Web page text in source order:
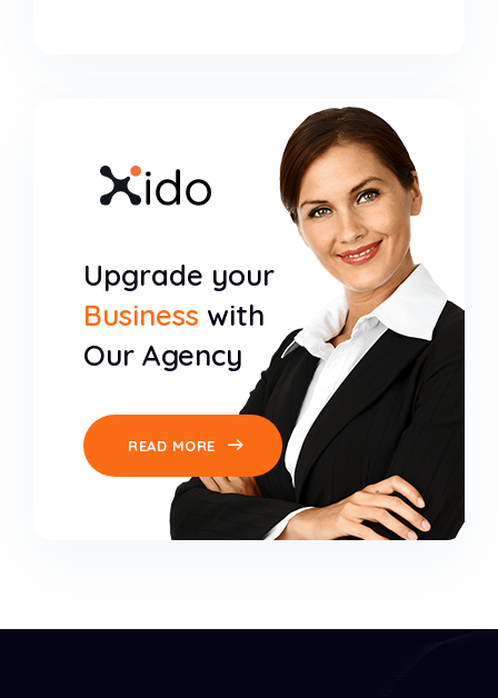
Upgrade your
Business with
Our Agency
READ MORE